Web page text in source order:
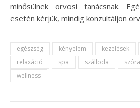
minősülnek orvosi tanácsnak.
esetén kérjük, mindig konzultáljon
egészség kényelem kezelések
relaxáció
spa szálloda
wellness